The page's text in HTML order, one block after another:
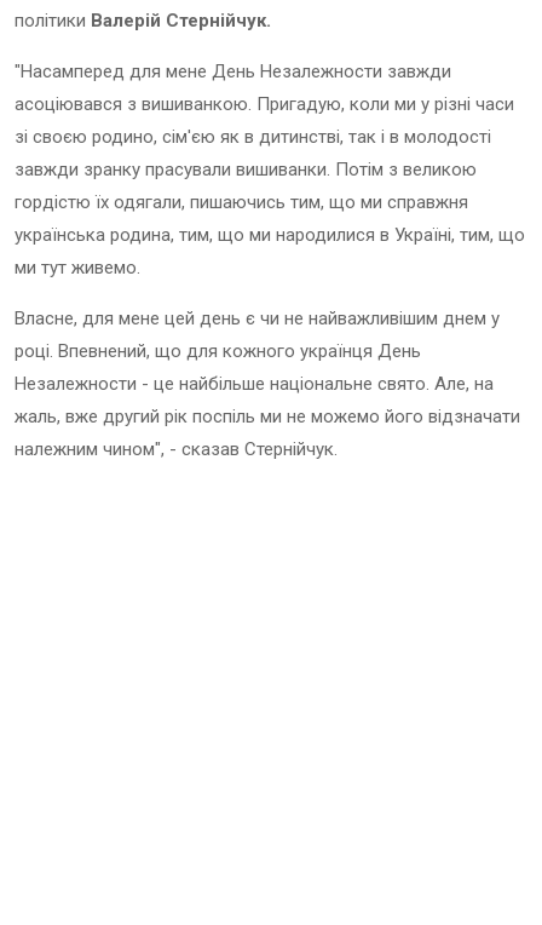
політики Валерій Стернійчук.
"Насамперед для мене День Незалежности завжди
асоціювався з вишиванкою. Пригадую, коли ми у різні часи
зі своєю родино, сім'єю як в дитинстві, так і в молодості
завжди зранку прасували вишиванки. Потім з великою
гордістю їх одягали, пишаючись тим, що ми справжня
українська родина, тим, що ми народилися в Україні, тим, що
ми тут живемо.
Власне, для мене цей день є чи не найважливішим днем у
році. Впевнений, що для кожного українця День
Незалежности - це найбільше національне свято. Але, на
жаль, вже другий рік поспіль ми не можемо його відзначати
належним чином", - сказав Стернійчук.